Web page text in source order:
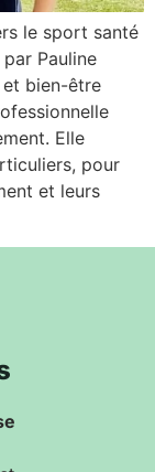
le sport santé
Pauline
bien-être
Elle
pour
et leurs